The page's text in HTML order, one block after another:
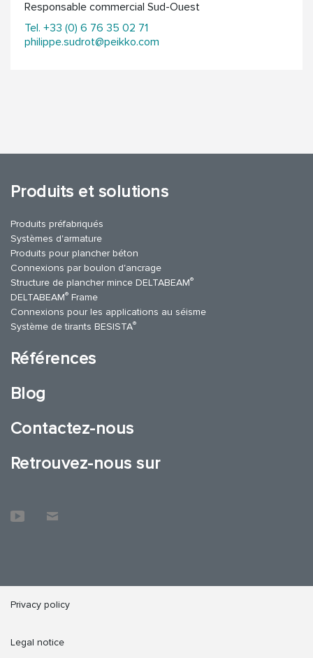
Responsable commercial Sud-Ouest
Tel. +33 (0) 6 76 35 02 71
philippe.sudrot@peikko.com
Produits et solutions
Produits préfabriqués
Systèmes d'armature
Produits pour plancher béton
Connexions par boulon d'ancrage
Structure de plancher mince DELTABEAM®
DELTABEAM® Frame
Connexions pour les applications au séisme
Système de tirants BESISTA®
Références
Blog
Contactez-nous
Retrouvez-nous sur
Privacy policy
Legal notice